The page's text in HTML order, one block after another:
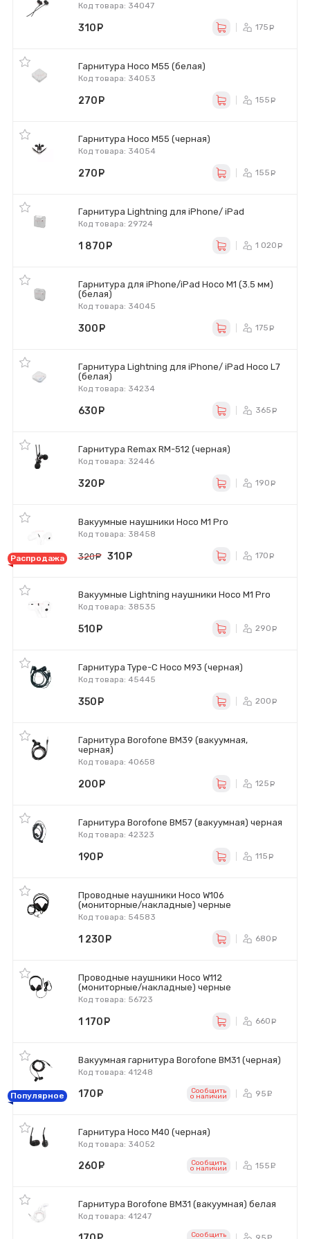
Код товара: 34047
310 175
Гарнитура Hoco M55 (белая)
Код товара: 34053
270 155
Гарнитура Hoco M55 (черная)
Код товара: 34054
270 155
Гарнитура Lightning для iPhone/ iPad
Код товара: 29724
1 870 1 020
Гарнитура для iPhone/iPad Hoco M1 (3.5 мм)
(белая)
Код товара: 34045
300 175
Гарнитура Lightning для iPhone/ iPad Hoco L7
(белая)
Код товара: 34234
630 365
Гарнитура Remax RM-512 (черная)
Код товара: 32446
320 190
Вакуумные наушники Hoco M1 Pro
Код товара: 38458
Распродажа 320 руб.
310 170
Вакуумные Lightning наушники Hoco M1 Pro
Код товара: 38535
510 290
Гарнитура Type-C Hoco M93 (черная)
Код товара: 45445
350 200
Гарнитура Borofone BM39 (вакуумная,
черная)
Код товара: 40658
200 125
Гарнитура Borofone BM57 (вакуумная) черная
Код товара: 42323
190 115
Проводные наушники Hoco W106
(мониторные/накладные) черные
Код товара: 54583
1 230 680
Проводные наушники Hoco W112
(мониторные/накладные) черные
Код товара: 56723
1 170 660
Вакуумная гарнитура Borofone BM31 (черная)
Код товара: 41248
Популярное 170 Сообщить
o наличии 95
Гарнитура Hoco M40 (черная)
Код товара: 34052
260 Сообщить
o наличии 155
Гарнитура Borofone BM31 (вакуумная) белая
Код товара: 41247
Сообщить